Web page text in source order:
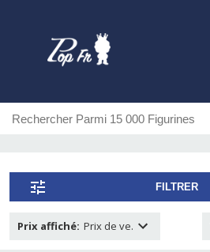
FILTRER
Prix affiché: Prix de ve.